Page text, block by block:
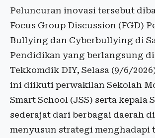
Peluncuran inovasi tersebut
Focus Group Discussion (FGD)
Bullying dan Cyberbullying di
Pendidikan yang berlangsung
Tekkomdik DIY, Selasa (9/6/
ini diikuti perwakilan Sekolah
Smart School (JSS) serta kepala
sederajat dari berbagai daerah
menyusun strategi menghadapi